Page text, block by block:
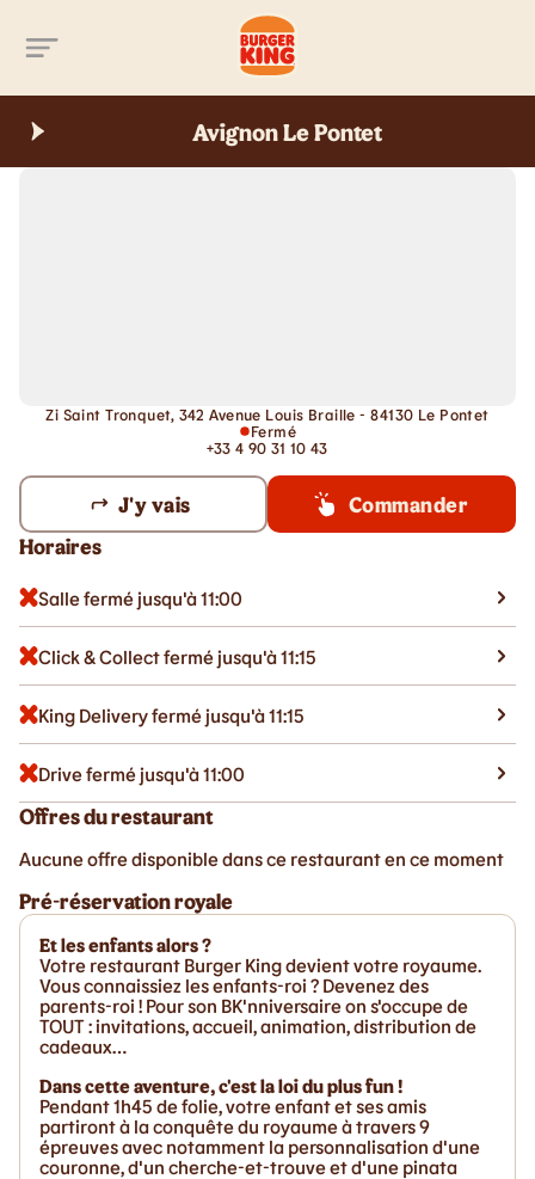
Avignon Le Pontet
Zi Saint Tronquet, 342 Avenue Louis Braille - 84130 Le Pontet
Fermé
+33 4 90 31 10 43
J'y vais
Commander
Horaires
Salle fermé jusqu'à 11:00
Click & Collect fermé jusqu'à 11:15
King Delivery fermé jusqu'à 11:15
Drive fermé jusqu'à 11:00
Offres du restaurant
Aucune offre disponible dans ce restaurant en ce moment
Pré-réservation royale
Et les enfants alors ?
Votre restaurant Burger King devient votre royaume.
Vous connaissiez les enfants-roi ? Devenez des
parents-roi ! Pour son BK'nniversaire on s'occupe de
TOUT : invitations, accueil, animation, distribution de
cadeaux…
Dans cette aventure, c'est la loi du plus fun !
Pendant 1h45 de folie, votre enfant et ses amis
partiront à la conquête du royaume à travers 9
épreuves avec notamment la personnalisation d'une
couronne, d'un cherche-et-trouve et d'une pinata